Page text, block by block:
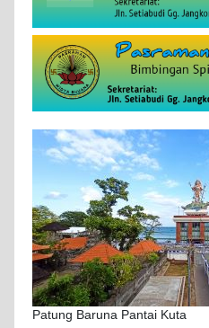
Patung Baruna Pantai Kuta